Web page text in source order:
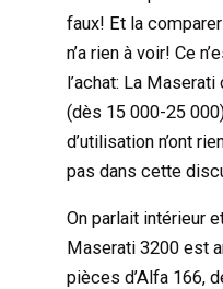
faux! Et la
n’a rien à voir! Ce
l’achat: La
(dès 15 000-25
d’utilisation n’ont
pas dans cette
On parlait intérieur
Maserati 3200 est
pièces d’Alfa 166,